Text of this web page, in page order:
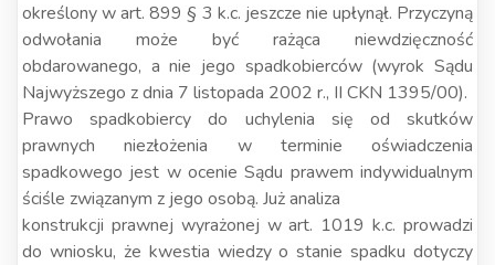
określony w art. 899 § 3 k.c. jeszcze nie upłynął. Przyczyną
odwołania może być rażąca niewdzięczność
obdarowanego, a nie jego spadkobierców (wyrok Sądu
Najwyższego z dnia 7 listopada 2002 r., II CKN 1395/00).
Prawo spadkobiercy do uchylenia się od skutków
prawnych niezłożenia w terminie oświadczenia
spadkowego jest w ocenie Sądu prawem indywidualnym
ściśle związanym z jego osobą. Już analiza
konstrukcji prawnej wyrażonej w art. 1019 k.c. prowadzi
do wniosku, że kwestia wiedzy o stanie spadku dotyczy